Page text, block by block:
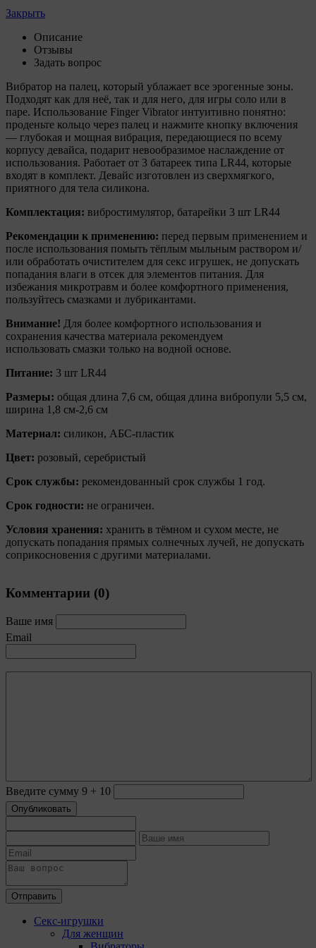
Закрыть
Описание
Отзывы
Задать вопрос
Вибратор на палец, который ублажает все эрогенные зоны.
Подходят как для неё, так и для него, для игры соло или в
паре. Использование Finger Vibrator интуитивно понятно:
проденьте кольцо через палец и нажмите кнопку включения
— глубокая и мощная вибрация, передающиеся по всему
корпусу девайса, подарит невообразимое наслаждение от
использования. Работает от 3 батареек типа LR44, которые
входят в комплект. Девайс изготовлен из сверхмягкого,
приятного для тела силикона.
Комплектация: вибростимулятор, батарейки 3 шт LR44
Рекомендации к применению: перед первым применением и
после использования помыть тёплым мыльным раствором и/
или обработать очистителем для секс игрушек, не допускать
попадания влаги в отсек для элементов питания. Для
избежания микротравм и более комфортного применения,
пользуйтесь смазками и лубрикантами.
Внимание! Для более комфортного использования и
сохранения качества материала рекомендуем
использовать смазки только на водной основе.
Питание: 3 шт LR44
Размеры: общая длина 7,6 см, общая длина вибропули 5,5 см,
ширина 1,8 см-2,6 см
Материал: силикон, АБС-пластик
Цвет: розовый, серебристый
Срок службы: рекомендованный срок службы 1 год.
Срок годности: не ограничен.
Условия хранения: хранить в тёмном и сухом месте, не
допускать попадания прямых солнечных лучей, не допускать
соприкосновения с другими материалами.
Комментарии (0)
Ваше имя
Email
Введите сумму 9 + 10
Опубликовать
Отправить
Секс-игрушки
Для женщин
идентификации субъектов персональных данных.
7. На сайтах используются как файлы cookie первой
посещает пользователь), так и сторонние файлы
cookie (задаются сервером, расположенным вне
домена наших сайтов).
8. Общество обрабатывает обезличенные данные
пользователей сайта (включая файлы «cookie»),
собираемые с помощью сервисов Интернет-
статистики, которые служат для сбора информации о
действиях пользователей на сайте, улучшения
обрабатывает обезличенные данные о пользователе в
пользователя (включено сохранение файлов cookie и
использование технологии JavaScript).
9. На сайтах обрабатываются следующие типы
файлов cookie:
например, применяемые при регистрации либо
входе в систему, или для оставления отзыва либо
комментария. Данные файлы cookie используются
полноценного использования его функционала
системах. Вместе с тем, пользователь может
настроить браузер, чтобы он блокировал такие
использовании — но в таком случае некоторые
разделы сайта могут не работать).
9.2. Функциональные файлы cookie, например,
определяющие имя пользователя. Данные файлы
некоторых дополнительных функций сайтов,
например, для хранения предпочтений
пользователя, в том числе имени пользователя
или выбора языка, и для предотвращения
повторных прохождений опросов
условия работы пользователей с сайтом.
9.3. Файлы cookie предпочтений, например, для
настройки контента. Данные файлы cookie
Аналитические файлы cookie показывают, какие
страницы сайта Общества посещаются чаще
возникающие при использовании сайта, а также
Благодаря этому у Общества есть возможность
составить представление о тенденциях
использования сайта в целом. Общество
использует информацию для анализа трафика на
9.5. Файлы cookie, применяемые для определения